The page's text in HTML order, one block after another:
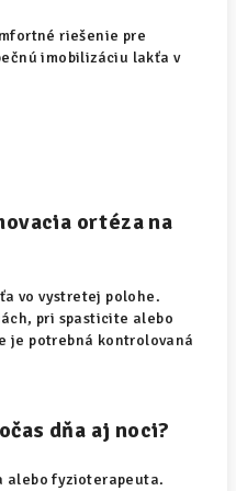
riešenie pre
imobilizáciu lakťa v
ortéza na
vo vystretej polohe.
pri spasticite alebo
je potrebná kontrolovaná
dňa aj noci?
alebo fyzioterapeuta.